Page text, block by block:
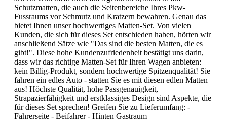
Schutzmatten, die auch die Seitenbereiche Ihres Pkw-
Fussraums vor Schmutz und Kratzern bewahren. Genau das
bietet Ihnen unser hochwertiges Matten-Set. Von vielen
Kunden, die sich für dieses Set entschieden haben, hörten wir
anschließend Sätze wie "Das sind die besten Matten, die es
gibt!". Diese hohe Kundenzufriedenheit bestätigt uns darin,
dass wir das richtige Matten-Set für Ihren Wagen anbieten:
kein Billig-Produkt, sondern hochwertige Spitzenqualität! Sie
fahren ein edles Auto - statten Sie es mit diesen edlen Matten
aus! Höchste Qualität, hohe Passgenauigkeit,
Strapazierfähigkeit und erstklassiges Design sind Aspekte, die
für dieses Set sprechen! Greifen Sie zu Lieferumfang: -
Fahrerseite - Beifahrer - Hinten Gastraum